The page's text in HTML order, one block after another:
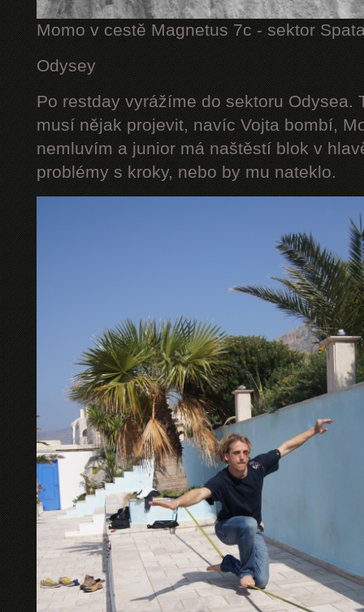
Momo v cestě Magnetus 7c - sektor
Odysey
Po restday vyrážíme do sektoru Odysea.
musí nějak projevit, navíc Vojta bombí,
nemluvím a junior má naštěstí blok v
problémy s kroky, nebo by mu nateklo.